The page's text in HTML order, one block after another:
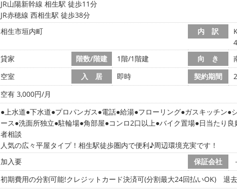
JR山陽新幹線 相生駅 徒歩11分
JR赤穂線 西相生駅 徒歩38分
相生市垣内町 内 訳
貸家 階数/階建 1階/1階建 向 き
空室 入 居 即時 契約期間
空有 3,000円/月
上水道 下水道 プロパンガス 電話 給湯 フローリング ガスキッチン
ース 洗面所独立 駐輪場 角部屋 コンロ2口以上 バイク置場 日当たり良
者相談
人気の広々平屋タイプ！相生駅徒歩圏内で便利♪周辺環境充実です！
加入要 保証会社
初期費用の分割可能!クレジットカード決済可(分割最大24回払いOK)